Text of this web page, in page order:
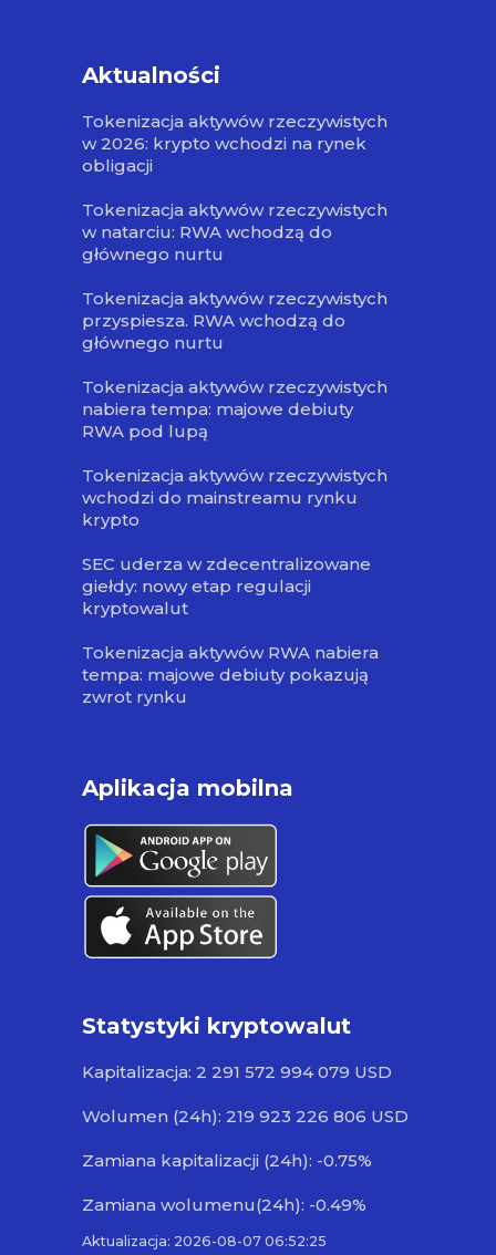
Aktualności
Tokenizacja aktywów rzeczywistych
w 2026: krypto wchodzi na rynek
obligacji
Tokenizacja aktywów rzeczywistych
w natarciu: RWA wchodzą do
głównego nurtu
Tokenizacja aktywów rzeczywistych
przyspiesza. RWA wchodzą do
głównego nurtu
Tokenizacja aktywów rzeczywistych
nabiera tempa: majowe debiuty
RWA pod lupą
Tokenizacja aktywów rzeczywistych
wchodzi do mainstreamu rynku
krypto
SEC uderza w zdecentralizowane
giełdy: nowy etap regulacji
kryptowalut
Tokenizacja aktywów RWA nabiera
tempa: majowe debiuty pokazują
zwrot rynku
Aplikacja mobilna
Statystyki kryptowalut
Kapitalizacja: 2 291 572 994 079 USD
Wolumen (24h): 219 923 226 806 USD
Zamiana kapitalizacji (24h): -0.75%
Zamiana wolumenu(24h): -0.49%
Aktualizacja: 2026-08-07 06:52:25